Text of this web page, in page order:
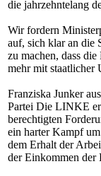
die jahrzehntelang
Wir fordern
auf, sich klar an die
zu machen, dass
mehr mit staatlicher
Franziska Junker
Partei Die LINKE
berechtigten
ein harter Kampf
dem Erhalt der
der Einkommen der